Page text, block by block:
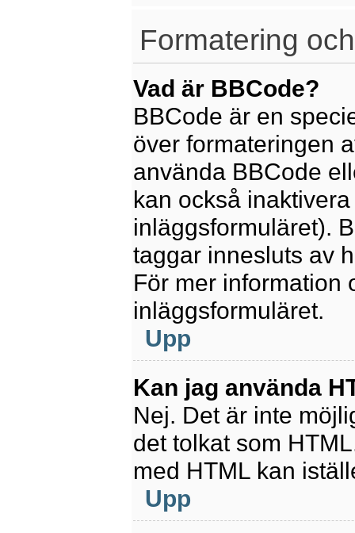
Formatering
Vad är BBCode?
BBCode är en
över formateringen
använda BBCode
kan också
inläggsformuläret).
taggar innesluts av
För mer information
inläggsformuläret.
Upp
Kan jag använda
Nej. Det är inte
det tolkat som
med HTML kan
Upp